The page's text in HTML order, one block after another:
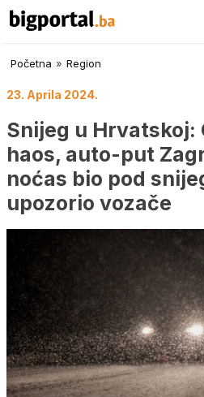
Početna » Region
23. Aprila 2024.
Snijeg u Hrvatskoj:
haos, auto-put
noćas bio pod
upozorio vozače